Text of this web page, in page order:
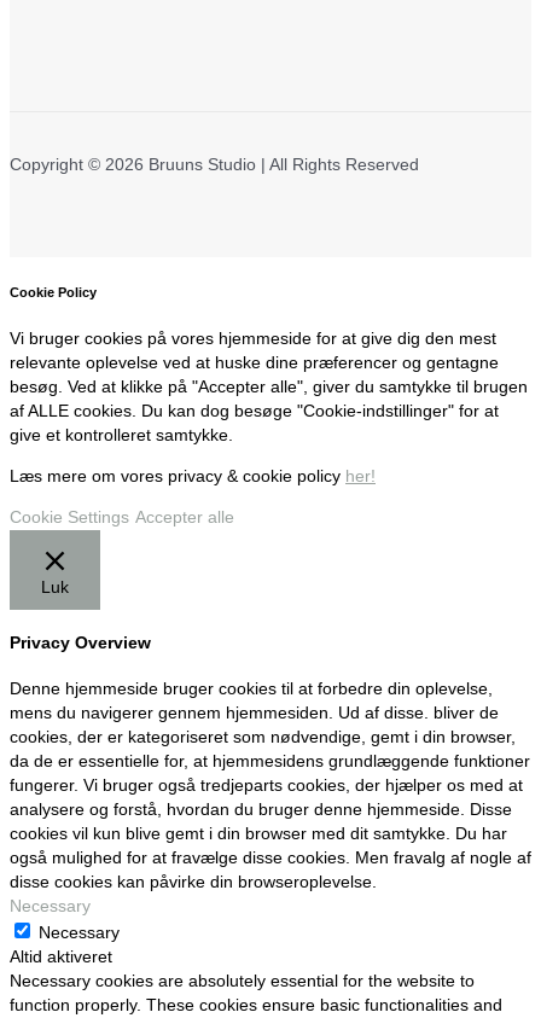
Copyright © 2026 Bruuns Studio | All Rights Reserved
Cookie Policy
Vi bruger cookies på vores hjemmeside for at give dig den mest
relevante oplevelse ved at huske dine præferencer og gentagne
besøg. Ved at klikke på "Accepter alle", giver du samtykke til brugen
af ALLE cookies. Du kan dog besøge "Cookie-indstillinger" for at
give et kontrolleret samtykke.
Læs mere om vores privacy & cookie policy her!
Cookie Settings Accepter alle
Luk
Privacy Overview
Denne hjemmeside bruger cookies til at forbedre din oplevelse,
mens du navigerer gennem hjemmesiden. Ud af disse. bliver de
cookies, der er kategoriseret som nødvendige, gemt i din browser,
da de er essentielle for, at hjemmesidens grundlæggende funktioner
fungerer. Vi bruger også tredjeparts cookies, der hjælper os med at
analysere og forstå, hvordan du bruger denne hjemmeside. Disse
cookies vil kun blive gemt i din browser med dit samtykke. Du har
også mulighed for at fravælge disse cookies. Men fravalg af nogle af
disse cookies kan påvirke din browseroplevelse.
Necessary
Necessary
Altid aktiveret
Necessary cookies are absolutely essential for the website to
function properly. These cookies ensure basic functionalities and